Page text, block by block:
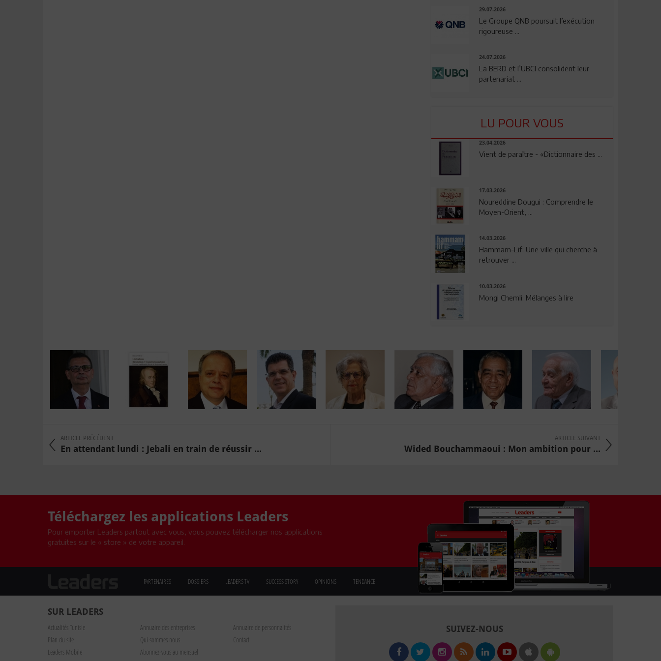
29.07.2026
Le Groupe QNB poursuit l’exécution
rigoureuse ...
24.07.2026
La BERD et l’UBCI consolident leur
partenariat ...
LU POUR VOUS
23.04.2026
Vient de paraître - «Dictionnaire des ...
17.03.2026
Noureddine Dougui : Comprendre le
Moyen-Orient, ...
14.03.2026
Hammam-Lif: Une ville qui cherche à
retrouver ...
10.03.2026
Mongi Chemli: Mélanges à lire
ARTICLE PRÉCÉDENT
En attendant lundi : Jebali en train de réussir ...
ARTICLE SUIVANT
Wided Bouchammaoui : Mon ambition pour ...
Téléchargez les applications Leaders
Pour emporter Leaders partout avec vous, vous pouvez télécharger nos applications
gratuites sur le « store » de votre appareil.
PARTENAIRES DOSSIERS LEADERS TV SUCCESS STORY OPINIONS TENDANCE
SUR LEADERS
Actualités Tunisie Annuaire des entreprises
Annuaire de personnalités
Plan du site
Qui sommes nous
Contact
Leaders Mobile
Abonnez-vous au mensuel
SUIVEZ-NOUS